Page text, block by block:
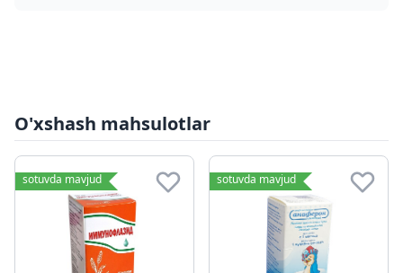
O'xshash mahsulotlar
sotuvda mavjud sotuvda mavjud